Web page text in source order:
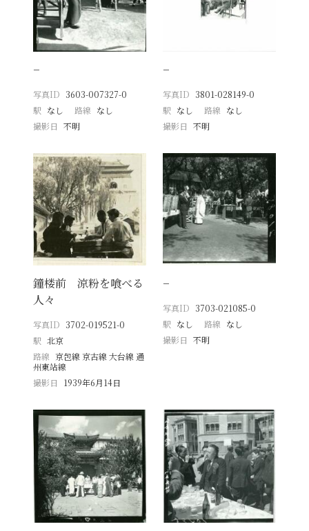
−
写真ID 3603-007327-0
駅 なし 路線 なし
撮影日
不明
−
写真ID 3801-028149-0
駅 なし 路線 なし
撮影日 不明
鐘楼前 涼粉を喰べる
人々
写真ID 3702-019521-0
駅 北京
路線 京包線 京古線 大台線 通
州東站線
撮影日
1939年6月14日
−
写真ID 3703-021085-0
駅 なし 路線 なし
撮影日 不明